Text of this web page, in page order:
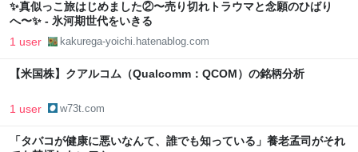
✨真似っこ旅はじめました②〜売り切れトラウマと念願のひばり
へ〜✨ - 氷河期世代をいきる
1 user kakurega-yoichi.hatenablog.com
【米国株】クアルコム（Qualcomm：QCOM）の銘柄分析
1 user w73t.com
「タバコが健康に悪いなんて、誰でも知っている」養老孟司がそれ